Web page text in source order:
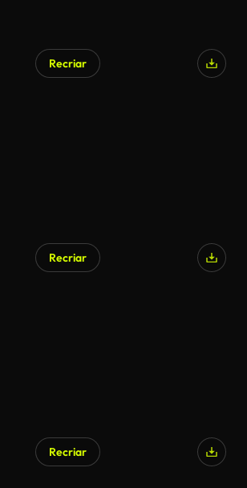
Recriar
Recriar
Recriar